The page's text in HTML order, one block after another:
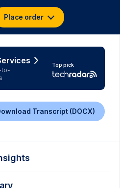
Place order
to-
Top pick
Transcript (DOCX)